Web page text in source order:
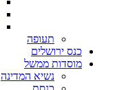
תעופה
כנס ירושלים
מוסדות ממשל
נשיא המדינה